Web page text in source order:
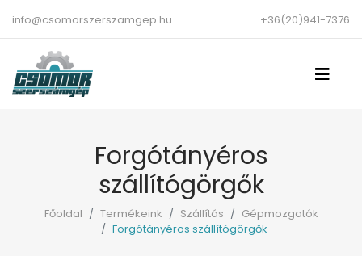
info@csomorszerszamgep.hu +36(20)941-7376
Forgótányéros
szállítógörgők
Főoldal Termékeink Szállítás
Gépmozgatók
Forgótányéros szállítógörgők